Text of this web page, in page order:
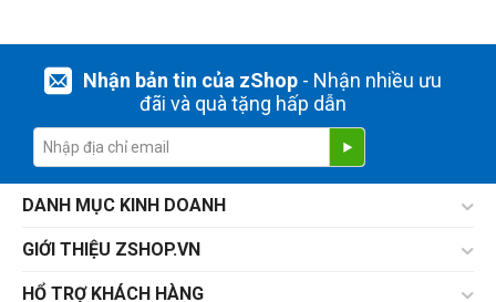
Nhận bản tin của zShop- Nhận nhiều ưu
đãi và quà tặng hấp dẫn
DANH MỤC KINH DOANH
GIỚI THIỆU ZSHOP.VN
HỔ TRỢ KHÁCH HÀNG